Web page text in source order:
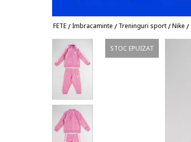
FETE/Imbracaminte / Treninguri sport/Nike /
STOC EPUIZAT